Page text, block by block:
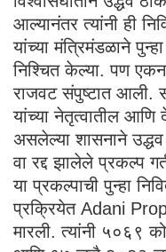
आल्यानंतर त्यांनी ही
यांच्या मंत्रिमंडळाने
निश्चित केल्या. पण
राजवट संपुष्टात आली.
यांच्या नेतृत्वातील
असलेल्या शासनाने
वा रद्द झालेले प्रकल्प
या प्रकल्पाची पुन्हा
प्रक्रियेत Adani
मारली. त्यांनी ५०६९